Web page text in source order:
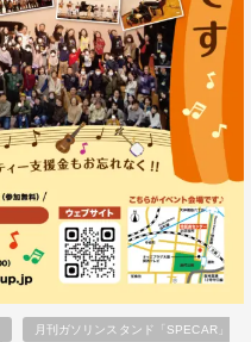
月刊ガソリンスタンド「SPECAR」